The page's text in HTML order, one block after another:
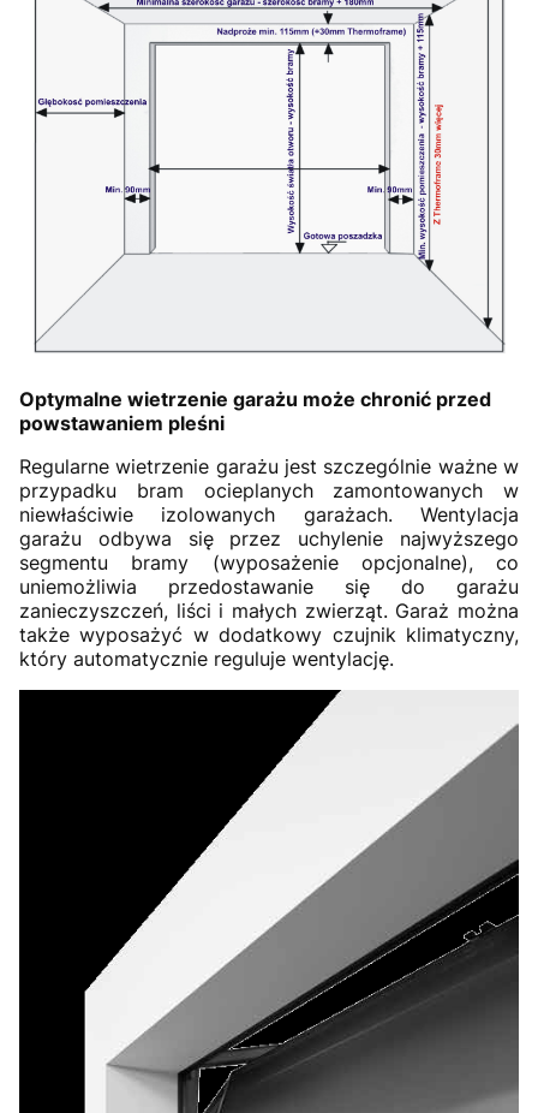
Optymalne wietrzenie garażu może chronić przed
powstawaniem pleśni
Regularne wietrzenie garażu jest szczególnie ważne w
przypadku bram ocieplanych zamontowanych w
niewłaściwie izolowanych garażach. Wentylacja
garażu odbywa się przez uchylenie najwyższego
segmentu bramy (wyposażenie opcjonalne), co
uniemożliwia przedostawanie się do garażu
zanieczyszczeń, liści i małych zwierząt. Garaż można
także wyposażyć w dodatkowy czujnik klimatyczny,
który automatycznie reguluje wentylację.